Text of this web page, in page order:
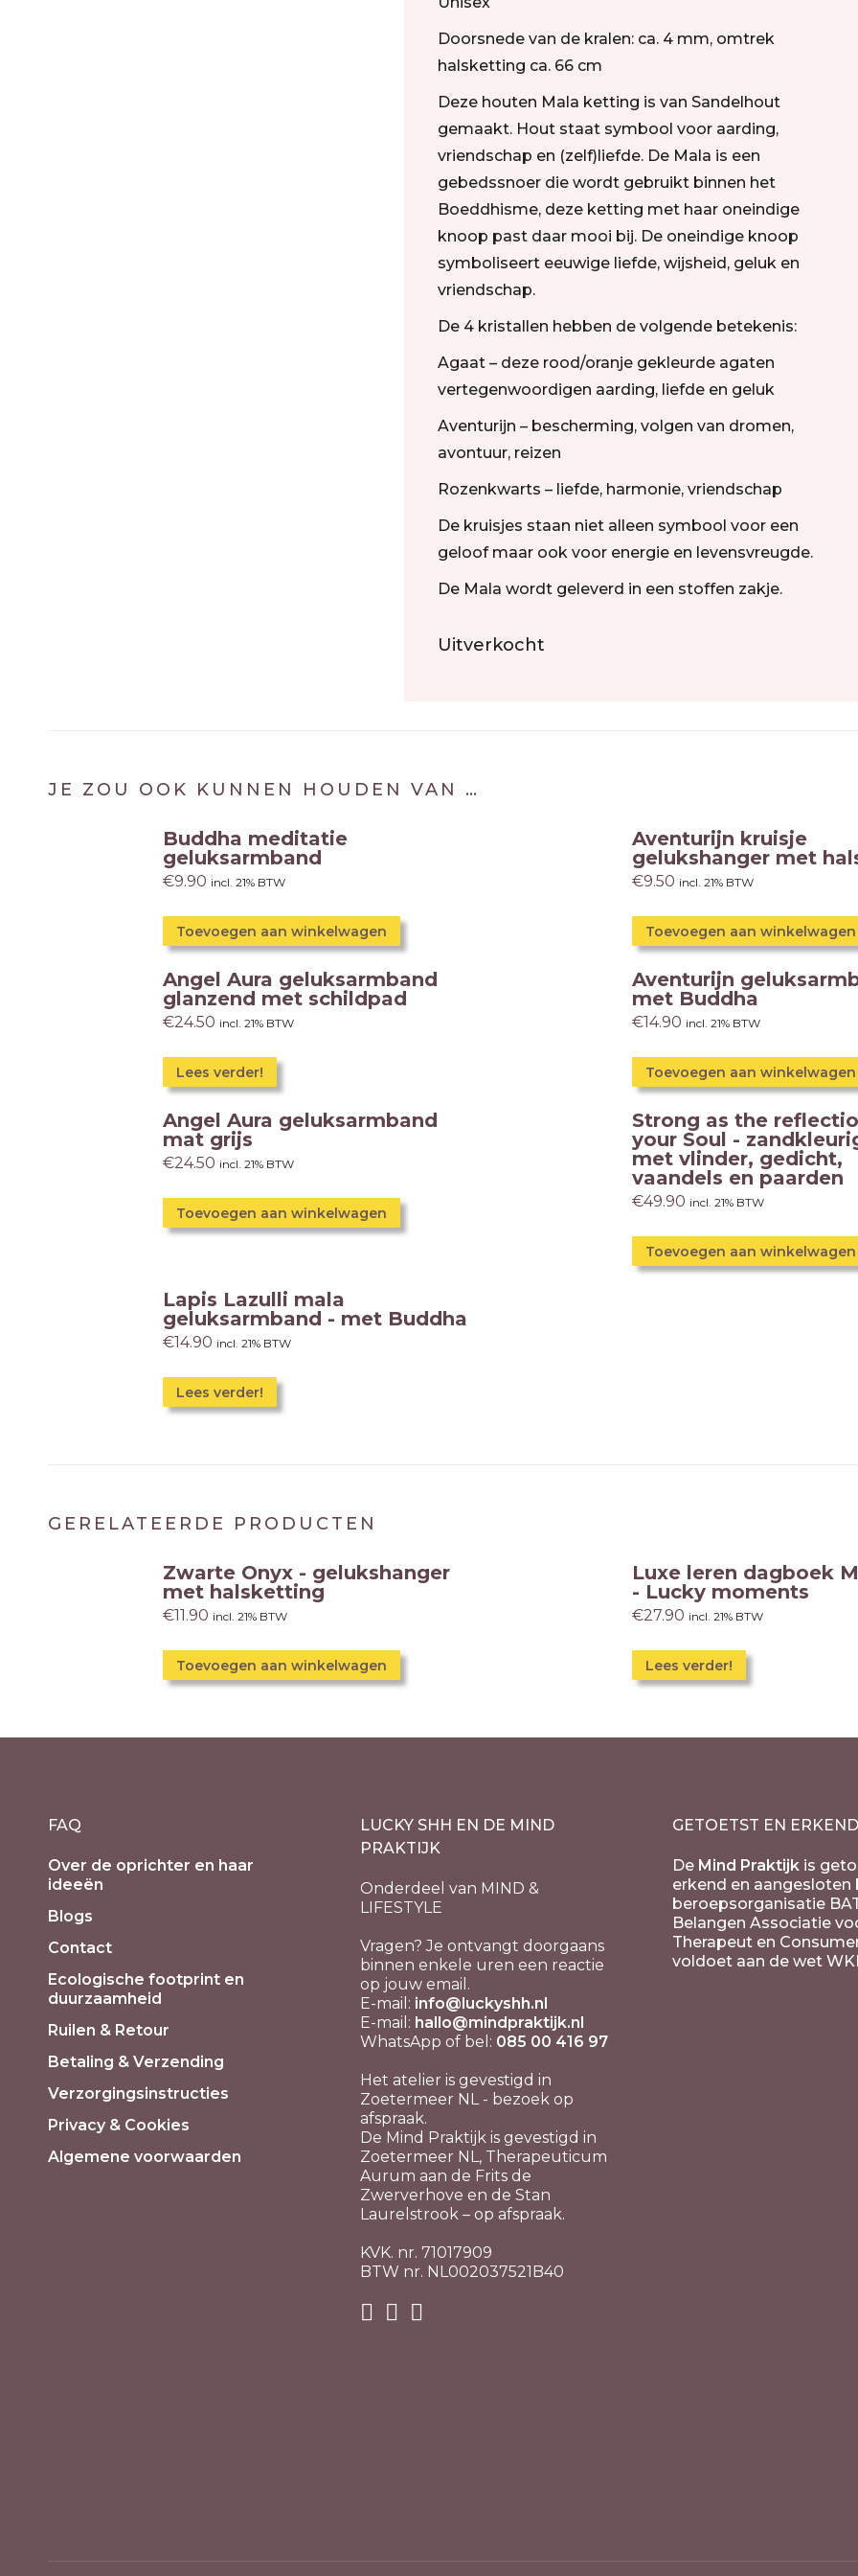
Doorsnede van de kralen: ca. 4 mm, omtrek
halsketting ca. 66 cm
Deze houten Mala ketting is van Sandelhout
gemaakt. Hout staat symbool voor aarding,
vriendschap en (zelf)liefde. De Mala is een
gebedssnoer die wordt gebruikt binnen het
Boeddhisme, deze ketting met haar oneindige
knoop past daar mooi bij. De oneindige knoop
symboliseert eeuwige liefde, wijsheid, geluk en
vriendschap.
De 4 kristallen hebben de volgende betekenis:
Agaat – deze rood/oranje gekleurde agaten
vertegenwoordigen aarding, liefde en geluk
Aventurijn – bescherming, volgen van dromen,
avontuur, reizen
Rozenkwarts – liefde, harmonie, vriendschap
De kruisjes staan niet alleen symbool voor een
geloof maar ook voor energie en levensvreugde.
De Mala wordt geleverd in een stoffen zakje.
Uitverkocht
JE ZOU OOK KUNNEN HOUDEN VAN …
Buddha meditatie
geluksarmband
€9.90 incl. 21% BTW
Toevoegen aan winkelwagen
Aventurijn kruisje
gelukshanger met
€9.50 incl. 21% BTW
Toevoegen aan winkelwagen
Angel Aura geluksarmband
glanzend met schildpad
€24.50 incl. 21% BTW
Lees verder!
Aventurijn
met Buddha
€14.90 incl. 21% BTW
Toevoegen aan winkelwagen
Angel Aura geluksarmband
mat grijs
€24.50 incl. 21% BTW
Toevoegen aan winkelwagen
Strong as the
your Soul -
met vlinder, gedicht,
vaandels en paarden
€49.90 incl. 21% BTW
Toevoegen aan winkelwagen
Lapis Lazulli mala
geluksarmband - met Buddha
€14.90 incl. 21% BTW
Lees verder!
GERELATEERDE PRODUCTEN
Zwarte Onyx - gelukshanger
met halsketting
€11.90 incl. 21% BTW
Toevoegen aan winkelwagen
Luxe leren dagboek
- Lucky moments
€27.90 incl. 21% BTW
Lees verder!
FAQ
Over de oprichter en haar
ideeën
Blogs
Contact
Ecologische footprint en
duurzaamheid
Ruilen & Retour
Betaling & Verzending
Verzorgingsinstructies
Privacy & Cookies
Algemene voorwaarden
LUCKY SHH EN DE MIND
PRAKTIJK
Onderdeel van MIND &
LIFESTYLE
Vragen? Je ontvangt doorgaans
binnen enkele uren een reactie
op jouw email.
E-mail: info@luckyshh.nl
E-mail: hallo@mindpraktijk.nl
WhatsApp of bel: 085 00 416 97
Het atelier is gevestigd in
Zoetermeer NL - bezoek op
afspraak.
De Mind Praktijk is gevestigd in
Zoetermeer NL, Therapeuticum
Aurum aan de Frits de
Zwerverhove en de Stan
Laurelstrook – op afspraak.
KVK. nr. 71017909
BTW nr. NL002037521B40
GETOETST EN ERKEND
De Mind Praktijk is
erkend en aangesloten
beroepsorganisatie
Belangen Associatie
Therapeut en
voldoet aan de wet